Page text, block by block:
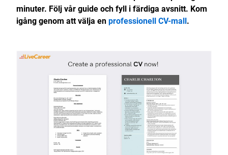
minuter. Följ vår guide och fyll i färdiga avsnitt. Kom
igång genom att välja enprofessionell CV-mall.